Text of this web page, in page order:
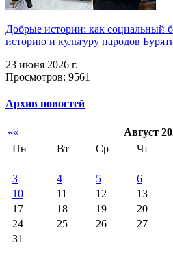
Добрые истории: как социальный
историю и культуру народов
23 июня 2026 г.
Просмотров: 9561
Архив новостей
«« Август
Пн
Вт Ср Чт
3
4 5 6
10
11 12 13
17
18 19 20
24
25 26 27
31